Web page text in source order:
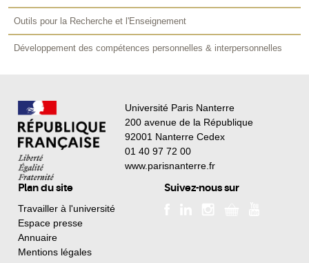
Outils pour la Recherche et l'Enseignement
Développement des compétences personnelles & interpersonnelles
Université Paris Nanterre
200 avenue de la République
92001 Nanterre Cedex
01 40 97 72 00
www.parisnanterre.fr
Plan du site
Travailler à l'université
Espace presse
Annuaire
Mentions légales
Suivez-nous sur